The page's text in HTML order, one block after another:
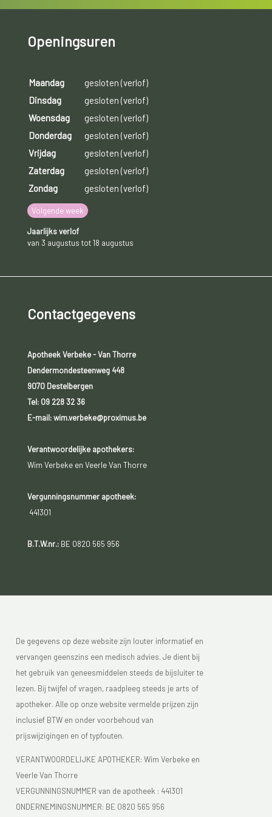
Openingsuren
Maandag
gesloten (verlof)
Dinsdag
gesloten (verlof)
Woensdag
gesloten (verlof)
Donderdag
gesloten (verlof)
Vrijdag
gesloten (verlof)
Zaterdag
gesloten (verlof)
Zondag
gesloten (verlof)
Volgende week
Jaarlijks verlof
van 3 augustus tot 18 augustus
Contactgegevens
Apotheek Verbeke - Van Thorre
Dendermondesteenweg 448
9070 Destelbergen
Tel: 09 228 32 36
E-mail: wim.verbeke@proximus.be
Verantwoordelijke apothekers:
Wim Verbeke en Veerle Van Thorre
Vergunningsnummer apotheek:
441301
B.T.W.nr.:BE 0820 565 956
De gegevens op deze website zijn louter informatief en
vervangen geenszins een medisch advies. Je dient bij
het gebruik van geneesmiddelen steeds de bijsluiter te
lezen. Bij twijfel of vragen, raadpleeg steeds je arts of
apotheker. Alle op onze website vermelde prijzen zijn
inclusief BTW en onder voorbehoud van
prijswijzigingen en of typfouten.
VERANTWOORDELIJKE APOTHEKER: Wim Verbeke en
Veerle Van Thorre
VERGUNNINGSNUMMER van de apotheek : 441301
ONDERNEMINGSNUMMER: BE 0820 565 956